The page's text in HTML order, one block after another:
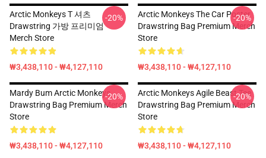
Arctic Monkeys T 셔츠
Drawstring 가방 프리미엄
Merch Store
₩3,438,110 - ₩4,127,110
-20%
Arctic Monkeys The Car Poster
Drawstring Bag Premium Merch
Store
₩3,438,110 - ₩4,127,110
-20%
Mardy Bum Arctic Monkeys
Drawstring Bag Premium Merch
Store
₩3,438,110 - ₩4,127,110
-20%
Arctic Monkeys Agile Beast Tee
Drawstring Bag Premium Merch
Store
₩3,438,110 - ₩4,127,110
-20%